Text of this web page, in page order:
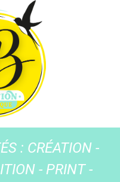
: CRÉATION -
- PRINT -